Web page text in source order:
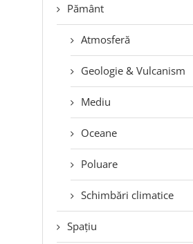
Pământ
Atmosferă
Geologie & Vulcanism
Mediu
Oceane
Poluare
Schimbări climatice
Spațiu